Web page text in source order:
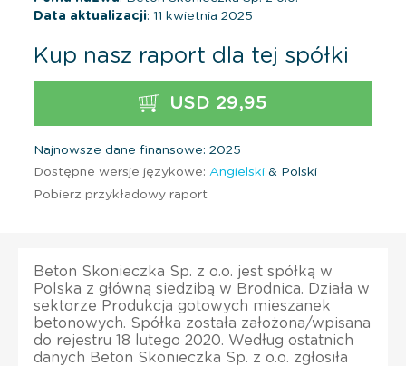
Data aktualizacji: 11 kwietnia 2025
Kup nasz raport dla tej spółki
USD 29,95
Najnowsze dane finansowe: 2025
Dostępne wersje językowe: Angielski & Polski
Pobierz przykładowy raport
Beton Skonieczka Sp. z o.o. jest spółką w
Polska z główną siedzibą w Brodnica. Działa w
sektorze Produkcja gotowych mieszanek
betonowych. Spółka została założona/wpisana
do rejestru 18 lutego 2020. Według ostatnich
danych Beton Skonieczka Sp. z o.o. zgłosiła